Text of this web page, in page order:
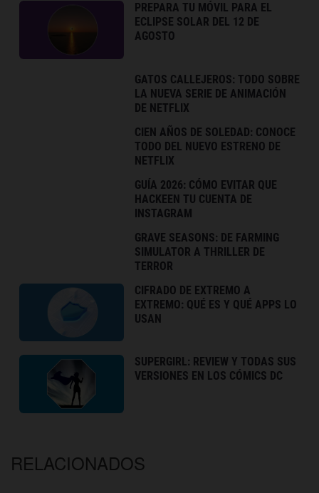
PREPARA TU MÓVIL PARA EL
ECLIPSE SOLAR DEL 12 DE
AGOSTO
GATOS CALLEJEROS: TODO SOBRE
LA NUEVA SERIE DE ANIMACIÓN
DE NETFLIX
CIEN AÑOS DE SOLEDAD: CONOCE
TODO DEL NUEVO ESTRENO DE
NETFLIX
GUÍA 2026: CÓMO EVITAR QUE
HACKEEN TU CUENTA DE
INSTAGRAM
GRAVE SEASONS: DE FARMING
SIMULATOR A THRILLER DE
TERROR
CIFRADO DE EXTREMO A
EXTREMO: QUÉ ES Y QUÉ APPS LO
USAN
SUPERGIRL: REVIEW Y TODAS SUS
VERSIONES EN LOS CÓMICS DC
RELACIONADOS